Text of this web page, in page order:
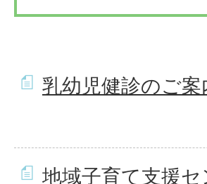
乳幼児健診のご案
地域子育て支援セ